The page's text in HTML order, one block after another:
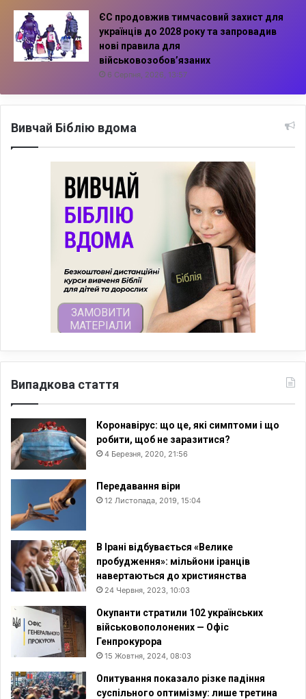
ЄС продовжив тимчасовий захист для
українців до 2028 року та запровадив
нові правила для
військовозобов’язаних
6 Серпня, 2026, 13:57
Вивчай Біблію вдома
Випадкова стаття
Коронавірус: що це, які симптоми і що
робити, щоб не заразитися?
4 Березня, 2020, 21:56
Передавання віри
12 Листопада, 2019, 15:04
В Ірані відбувається «Велике
пробудження»: мільйони іранців
навертаються до християнства
24 Червня, 2023, 10:03
Окупанти стратили 102 українських
військовополонених — Офіс
Генпрокурора
15 Жовтня, 2024, 08:03
Опитування показало різке падіння
суспільного оптимізму: лише третина